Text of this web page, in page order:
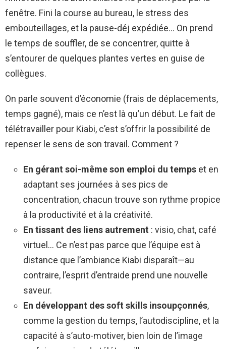
fenêtre. Fini la course au bureau, le stress des
embouteillages, et la pause-déj expédiée… On prend
le temps de souffler, de se concentrer, quitte à
s’entourer de quelques plantes vertes en guise de
collègues.
On parle souvent d’économie (frais de déplacements,
temps gagné), mais ce n’est là qu’un début. Le fait de
télétravailler pour Kiabi, c’est s’offrir la possibilité de
repenser le sens de son travail. Comment ?
En gérant soi-même son emploi du temps et en
adaptant ses journées à ses pics de
concentration, chacun trouve son rythme propice
à la productivité et à la créativité.
En tissant des liens autrement : visio, chat, café
virtuel… Ce n’est pas parce que l’équipe est à
distance que l’ambiance Kiabi disparaît—au
contraire, l’esprit d’entraide prend une nouvelle
saveur.
En développant des soft skills insoupçonnés,
comme la gestion du temps, l’autodiscipline, et la
capacité à s’auto-motiver, bien loin de l’image